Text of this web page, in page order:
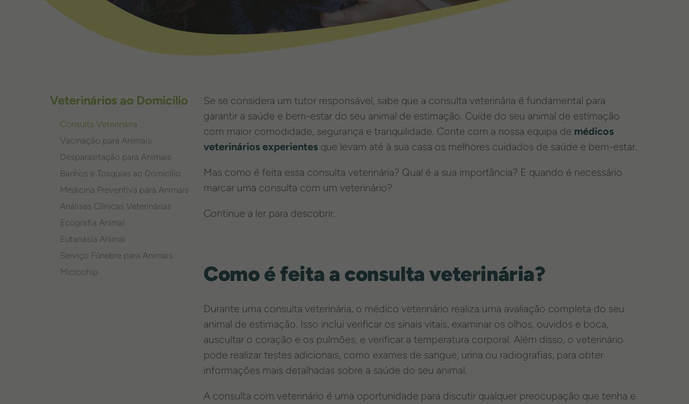
Veterinários ao Domicílio
Consulta Veterinária
Vacinação para Animais
Desparasitação para Animais
Banhos e Tosquias ao Domicílio
Medicina Preventiva para Animais
Análises Clínicas Veterinárias
Ecografia Animal
Eutanásia Animal
Serviço Fúnebre para Animais
Microchip
Se se considera um tutor responsável, sabe que a consulta veterinária é fundamental para
garantir a saúde e bem-estar do seu animal de estimação. Cuide do seu animal de estimação
com maior comodidade, segurança e tranquilidade. Conte com a nossa equipa de médicos
veterinários experientes que levam até à sua casa os melhores cuidados de saúde e bem-estar.
Mas como é feita essa consulta veterinária? Qual é a sua importância? E quando é necessário
marcar uma consulta com um veterinário?
Continue a ler para descobrir.
Como é feita a consulta veterinária?
Durante uma consulta veterinária, o médico veterinário realiza uma avaliação completa do seu
animal de estimação. Isso inclui verificar os sinais vitais, examinar os olhos, ouvidos e boca,
auscultar o coração e os pulmões, e verificar a temperatura corporal. Além disso, o veterinário
pode realizar testes adicionais, como exames de sangue, urina ou radiografias, para obter
informações mais detalhadas sobre a saúde do seu animal.
A consulta com veterinário é uma oportunidade para discutir qualquer preocupação que tenha e